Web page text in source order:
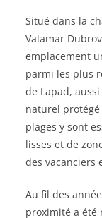
Situé dans la
Valamar
emplacement
parmi les plus
de Lapad,
naturel
plages y sont
lisses et de
des vacanciers
Au fil des
proximité a été